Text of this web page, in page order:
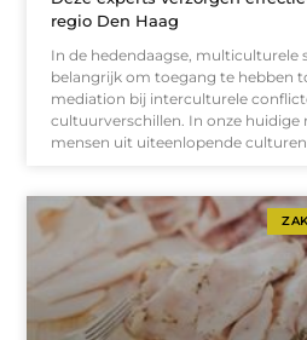
regio Den Haag
In de hedendaagse, multiculturele
belangrijk om toegang te hebben
mediation bij interculturele
cultuurverschillen. In onze huidige
mensen uit uiteenlopende culturen